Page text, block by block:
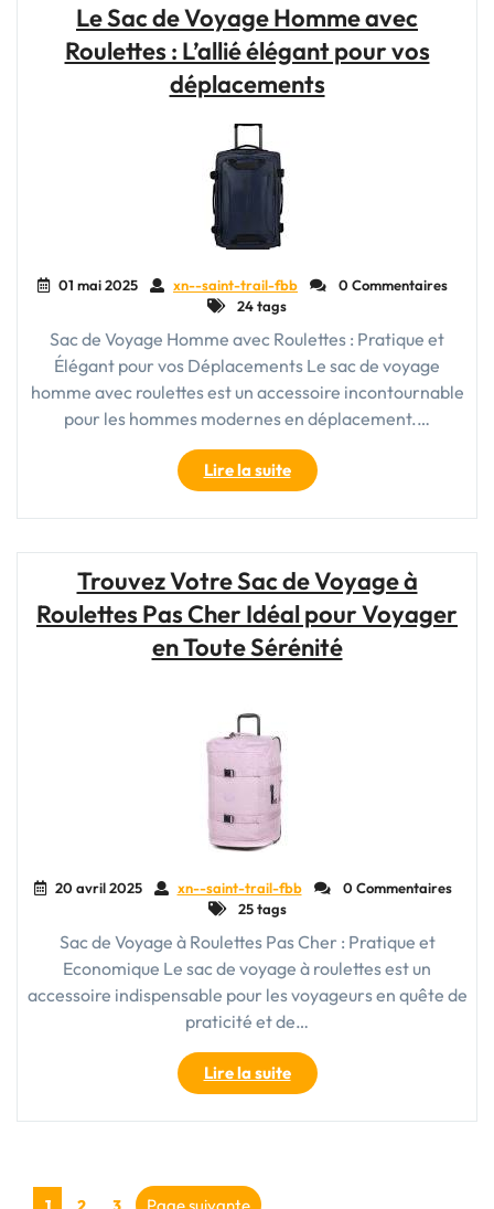
:
Praticité
et
Élégance
Le Sac de Voyage Homme avec
Roulettes : L’allié élégant pour vos
déplacements
01 mai 2025 xn--saint-trail-fbb
0 Commentaires
24 tags
Sac de Voyage Homme avec Roulettes : Pratique et
Élégant pour vos Déplacements Le sac de voyage
homme avec roulettes est un accessoire incontournable
pour les hommes modernes en déplacement.…
Lire la suite"Le
Sac
de
avec
Roulettes
:
L’allié
Trouvez Votre Sac de Voyage à
Roulettes Pas Cher Idéal pour Voyager
en Toute Sérénité
20 avril 2025 xn--saint-trail-fbb
0 Commentaires
25 tags
Sac de Voyage à Roulettes Pas Cher : Pratique et
Economique Le sac de voyage à roulettes est un
accessoire indispensable pour les voyageurs en quête de
praticité et de…
Lire la suite"Trouvez
Votre
Sac
PagePage Page